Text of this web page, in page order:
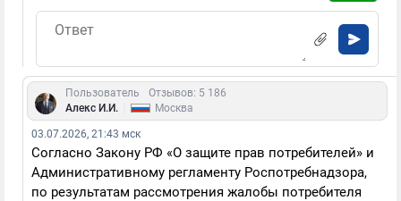
Пользователь
Отзывов: 5 186
Алекс И.И.
Москва
03.07.2026, 21:43 мск
Согласно Закону РФ «О защите прав потребителей» и
Административному регламенту Роспотребнадзора,
по результатам рассмотрения жалобы потребителя